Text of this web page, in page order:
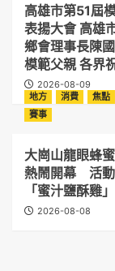
高雄市第51屆
表揚大會 高雄
鄉會理事長陳
模範父親 各界
2026-08-09
地方 消費 焦點
賽事
大崗山龍眼蜂
熱鬧開幕 活
「蜜汁鹽酥雞
2026-08-08